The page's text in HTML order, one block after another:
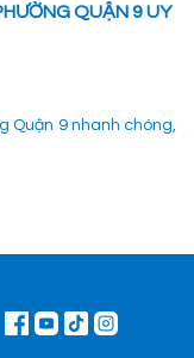
QUẬN 9 UY
Quận 9 nhanh chóng,